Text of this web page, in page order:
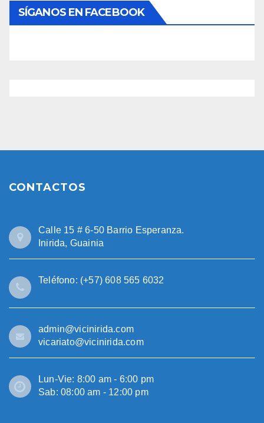
SÍGANOS EN FACEBOOK
CONTACTOS
Calle 15 # 6-50 Barrio Esperanza.
Inirida, Guainia
Teléfono: (+57) 608 565 6032
admin@vicinirida.com
vicariato@vicinirida.com
Lun-Vie: 8:00 am - 6:00 pm
Sab: 08:00 am - 12:00 pm